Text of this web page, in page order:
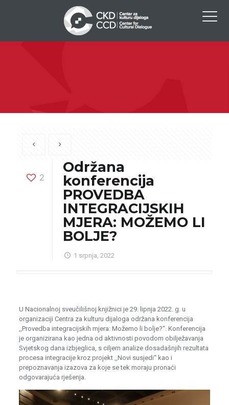
2
Održana
konferencija
PROVEDBA
INTEGRACIJSKIH
MJERA: MOŽEMO LI
BOLJE?
1 srpnja, 2022
U Nacionalnoj sveučilišnoj knjižnici je 29. lipnja 2022. g. u
organizaciji Centra za kulturu dijaloga održana konferencija
,,Provedba integracijskih mjera: Možemo li bolje?“. Konferencija
je organizirana kao jedna od aktivnosti povodom obilježavanja
Svjetskog dana izbjeglica, s ciljem analize dosadašnjih rezultata
procesa integracije kroz projekt ,,Novi susjedi“ kao i
prepoznavanja izazova za koje se tek moraju pronaći
odgovarajuća rješenja.